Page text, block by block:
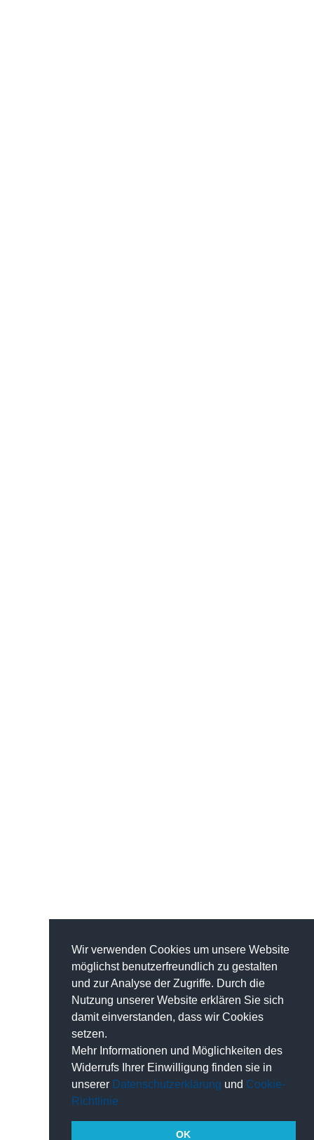
Wir verwenden Cookies um unsere Website
möglichst benutzerfreundlich zu gestalten
und zur Analyse der Zugriffe. Durch die
Nutzung unserer Website erklären Sie sich
damit einverstanden, dass wir Cookies
setzen.
Mehr Informationen und Möglichkeiten des
Widerrufs Ihrer Einwilligung finden sie in
unserer Datenschutzerklärung und Cookie-
Richtlinie
OK